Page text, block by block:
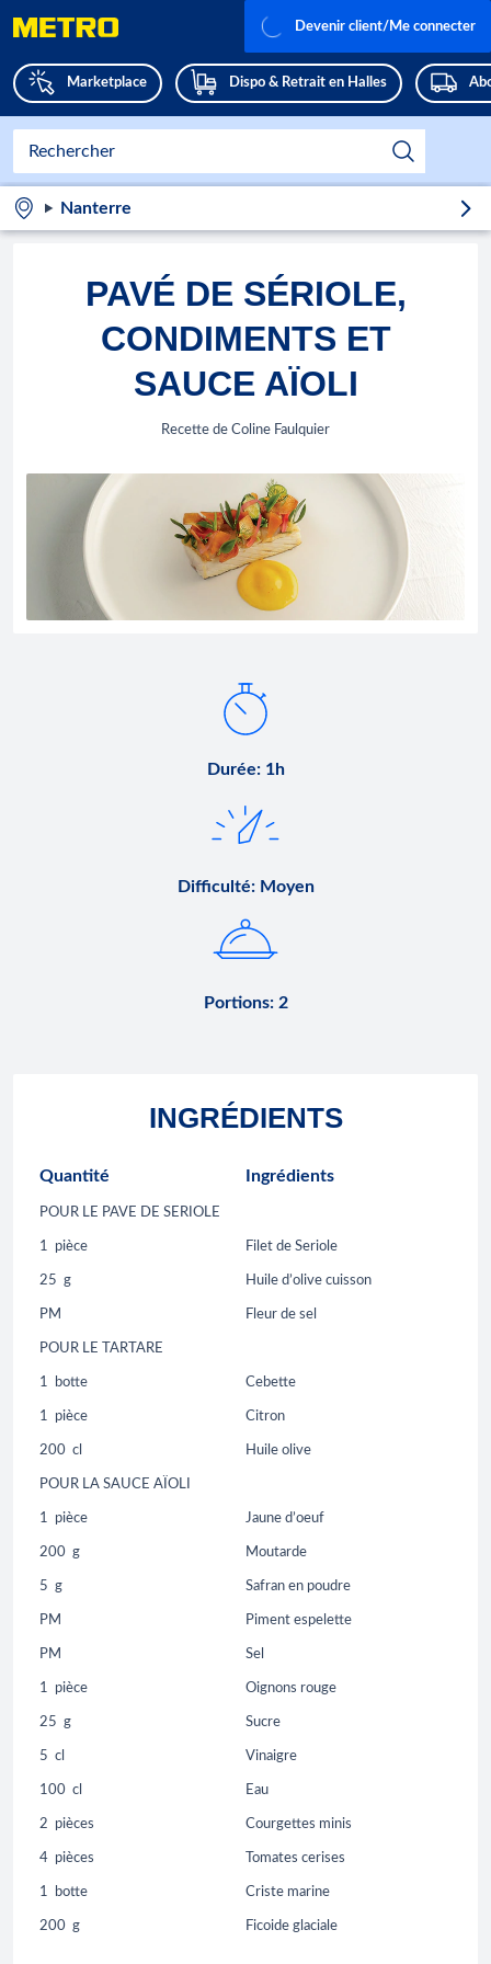
Marketplace Dispo & Retrait en Halles
Devenir client/Me connecter
Nanterre
PAVÉ DE SÉRIOLE,
CONDIMENTS ET
SAUCE AÏOLI
Recette de Coline Faulquier
Durée: 1h
Difficulté: Moyen
Portions: 2
INGRÉDIENTS
Quantité Ingrédients
POUR LE PAVE DE SERIOLE
1 pièce Filet de Seriole
25 g Huile d’olive cuisson
PM Fleur de sel
POUR LE TARTARE
1 botte Cebette
1 pièce Citron
200 cl Huile olive
POUR LA SAUCE AÏOLI
1 pièce Jaune d’oeuf
200 g Moutarde
5 g Safran en poudre
PM Piment espelette
PM Sel
1 pièce Oignons rouge
25 g Sucre
5 cl Vinaigre
100 cl Eau
2 pièces Courgettes minis
4 pièces Tomates cerises
1 botte Criste marine
200 g Ficoide glaciale